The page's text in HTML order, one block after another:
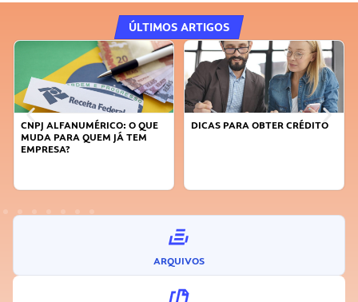
ÚLTIMOS ARTIGOS
CNPJ ALFANUMÉRICO: O QUE
MUDA PARA QUEM JÁ TEM
EMPRESA?
DICAS PARA OBTER CRÉDITO
ARQUIVOS